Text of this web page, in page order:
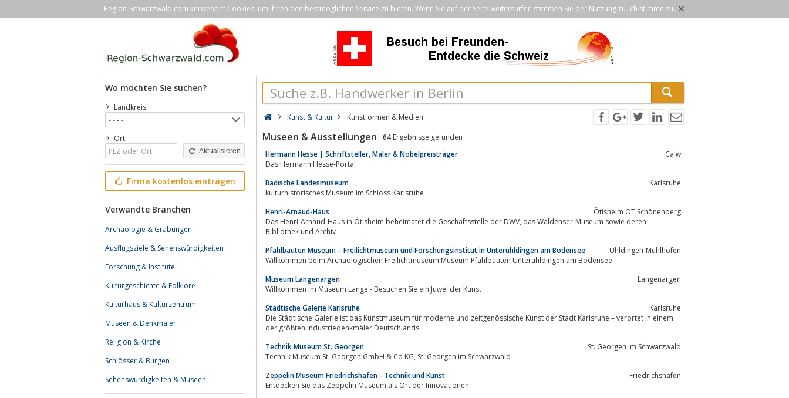
Region-Schwarzwald.com verwendet Cookies, um Ihnen den bestmöglichen Service zu bieten. Wenn Sie auf der Seite weitersurfen stimmen Sie der Nutzung zu.Ich stimme zu. ×
Wo möchten Sie suchen?
Landkreis:
Ort:
Aktualisieren
Firma kostenlos eintragen
Verwandte Branchen
Archäologie & Grabungen
Ausflugsziele & Sehenswürdigkeiten
Forschung & Institute
Kulturgeschichte & Folklore
Kulturhaus & Kulturzentrum
Museen & Denkmäler
Religion & Kirche
Schlösser & Burgen
Sehenswürdigkeiten & Museen
Kunst & Kultur Kunstformen & Medien
Museen & Ausstellungen 64 Ergebnisse gefunden
Hermann Hesse | Schriftsteller, Maler & Nobelpreisträger
Calw
Das Hermann Hesse-Portal
Badische Landesmuseum
Karlsruhe
kulturhistorisches Museum im Schloss Karlsruhe
Henri-Arnaud-Haus
Ötisheim OT Schönenberg
Das Henri-Arnaud-Haus in Ötisheim beheimatet die Geschäftsstelle der DWV, das Waldenser-Museum sowie deren
Bibliothek und Archiv
Pfahlbauten Museum – Freilichtmuseum und Forschungsinstitut in Unteruhldingen am Bodensee
Uhldingen-Mühlhofen
Willkommen beim Archäologischen Freilichtmuseum Museum Pfahlbauten Unteruhldingen am Bodensee
Museum Langenargen
Langenargen
Willkommen im Museum Lange - Besuchen Sie ein Juwel der Kunst
Städtische Galerie Karlsruhe
Karlsruhe
Die Städtische Galerie ist das Kunstmuseum für moderne und zeitgenössische Kunst der Stadt Karlsruhe – verortet in einem
der größten Industriedenkmäler Deutschlands.
Technik Museum St. Georgen
St. Georgen im Schwarzwald
Technik Museum St. Georgen GmbH & Co KG, St. Georgen im Schwarzwald
Zeppelin Museum Friedrichshafen - Technik und Kunst
Friedrichshafen
Entdecken Sie das Zeppelin Museum als Ort der Innovationen